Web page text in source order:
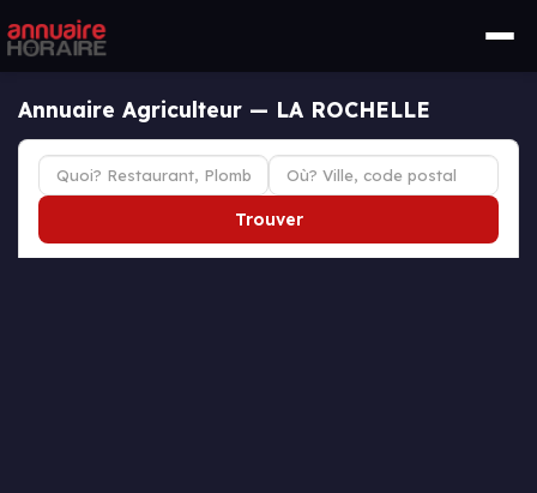
Annuaire Agriculteur — LA ROCHELLE
Trouver